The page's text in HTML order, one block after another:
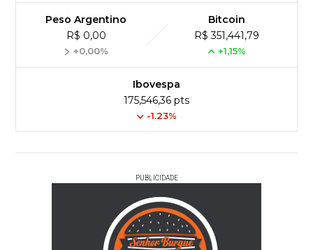
Peso Argentino
R$ 0,00
+0,00%
Bitcoin
R$ 351,441,79
+1,15%
Ibovespa
175,546,36 pts
-1.23%
PUBLICIDADE